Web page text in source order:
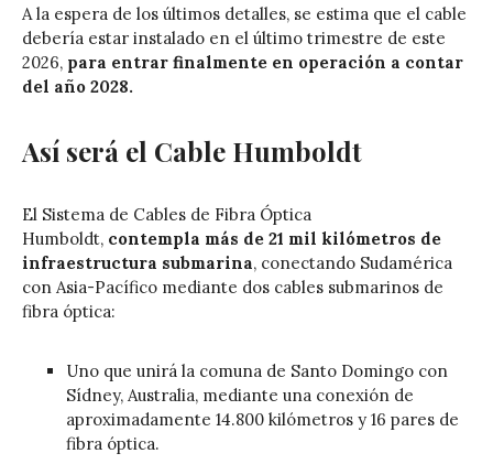
A la espera de los últimos detalles, se estima que el cable
debería estar instalado en el último trimestre de este
2026, para entrar finalmente en operación a contar
del año 2028.
Así será el Cable Humboldt
El Sistema de Cables de Fibra Óptica
Humboldt, contempla más de 21 mil kilómetros de
infraestructura submarina, conectando Sudamérica
con Asia-Pacífico mediante dos cables submarinos de
fibra óptica:
Uno que unirá la comuna de Santo Domingo con
Sídney, Australia, mediante una conexión de
aproximadamente 14.800 kilómetros y 16 pares de
fibra óptica.